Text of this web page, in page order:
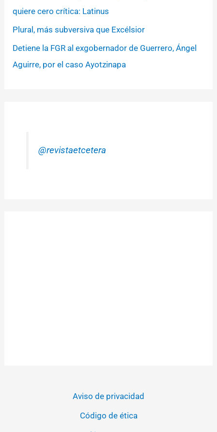
quiere cero crítica: Latinus
Plural, más subversiva que Excélsior
Detiene la FGR al exgobernador de Guerrero, Ángel
Aguirre, por el caso Ayotzinapa
@revistaetcetera
Aviso de privacidad
Código de ética